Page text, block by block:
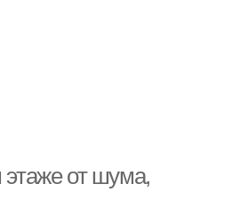
этаже от шума,